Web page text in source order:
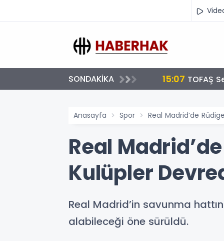
SONDAKİKA 15:02 Emekli
Anasayfa Spor Real Madrid’de
Real
Kulüpler
Real Madrid’in savunma
alabileceği öne sürüldü.